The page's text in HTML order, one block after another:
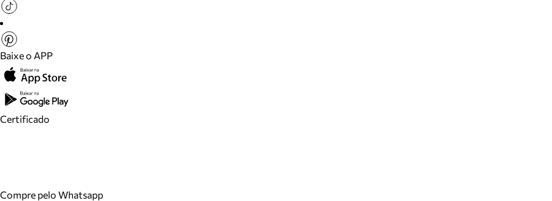
Baixe o APP
Certificado
Compre pelo Whatsapp